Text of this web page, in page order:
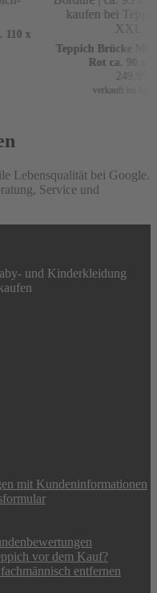
x
Teppich Brücke Mir
Rot ca. 90 x
249,99
verkauft im April
Lebensqualität bei Google.
Service und
und Kinderkleidung
mit Kundeninformationen
vor dem Kauf?
entfernen